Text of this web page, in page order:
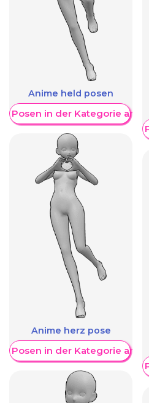
Anime held posen
Posen in der Kategorie
Anime herz pose
Posen in der Kategorie
Weitere
Weitere